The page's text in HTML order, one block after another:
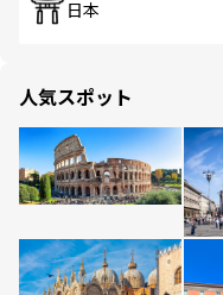
日本
人気スポット